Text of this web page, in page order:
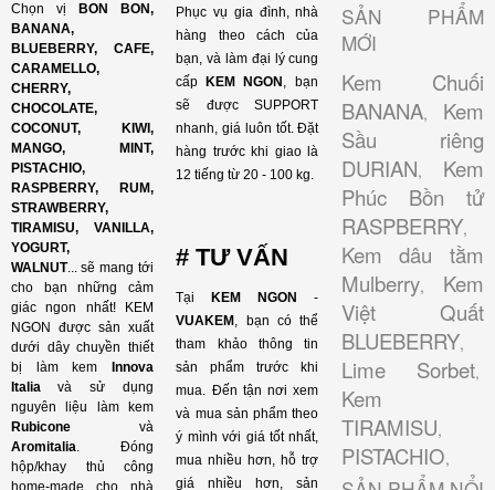
Chọn vị
BON BON,
BANANA,
BLUEBERRY, CAFE,
CARAMELLO,
CHERRY,
CHOCOLATE,
COCONUT, KIWI,
MANGO, MINT,
PISTACHIO,
RASPBERRY, RUM,
STRAWBERRY,
TIRAMISU, VANILLA,
YOGURT,
WALNUT... sẽ mang tới
cho bạn những cảm
giác ngon nhất! KEM
NGON được sản xuất
dưới dây chuyền thiết
bị làm kem
Innova
Italia và sử dụng
nguyên liệu làm kem
Rubicone và
Aromitalia. Đóng
hộp/khay thủ công
home-made cho nhà
Phục vụ gia đình, nhà
hàng theo cách của
bạn, và làm đại lý cung
cấp
KEM NGON , bạn
sẽ được SUPPORT
nhanh, giá luôn tốt. Đặt
hàng trước khi giao là
12 tiếng từ 20 - 100 kg.
# TƯ VẤN
Tại KEM NGON
-
VUAKEM , bạn có thể
tham khảo thông tin
sản phẩm trước khi
mua. Đến tận nơi xem
và mua sản phẩm theo
ý mình với giá tốt nhất,
mua nhiều hơn, hỗ trợ
giá nhiều hơn, sản
SẢN PHẨM
MỚI
Kem Chuối
BANANA, Kem
Sầu riêng
DURIAN, Kem
Phúc Bồn tử
RASPBERRY,
Kem dâu tằm
Mulberry, Kem
Việt Quất
BLUEBERRY,
Lime Sorbet,
Kem
TIRAMISU,
PISTACHIO,